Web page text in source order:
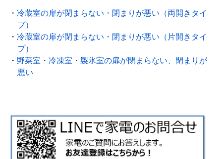
・ 冷蔵室の扉が閉まらない・閉まりが悪い（両開きタイ
プ）
・ 冷蔵室の扉が閉まらない・閉まりが悪い（片開きタイ
プ）
・ 野菜室・冷凍室・製氷室の扉が閉まらない、閉まりが
悪い